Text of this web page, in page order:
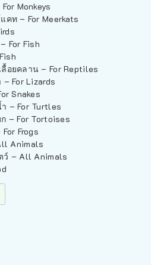
Monkeys
คท – For Meerkats
For Fish
อยคลาน – For Reptiles
– For Lizards
Snakes
– For Turtles
– For Tortoises
Frogs
Animals
ว์ – All Animals